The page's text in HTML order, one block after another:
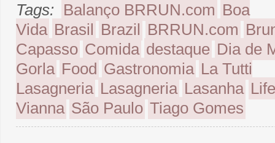
Tags: Balanço BRRUN.com Boa
Vida Brasil Brazil BRRUN.com
Capasso Comida destaque Dia de
Gorla Food Gastronomia La Tutti
Lasagneria Lasagneria Lasanha
Vianna São Paulo Tiago Gomes